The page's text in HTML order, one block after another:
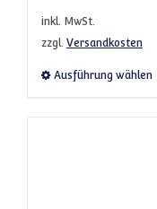
inkl. MwSt.
zzgl. Versandkosten
Ausführung wählen